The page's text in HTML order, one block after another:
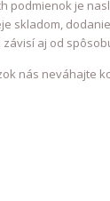
podmienok je
skladom,
aj od
nás neváhajte